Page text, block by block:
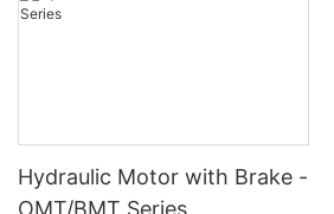
Hydraulic Motor with Brake -
OMT/BMT Series